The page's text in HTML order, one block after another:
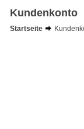
Kundenkonto
Startseite